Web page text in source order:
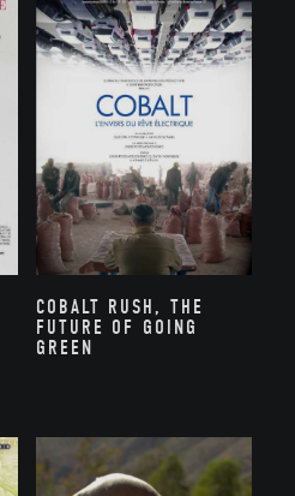
COBALT RUSH, THE
FUTURE OF GOING
GREEN